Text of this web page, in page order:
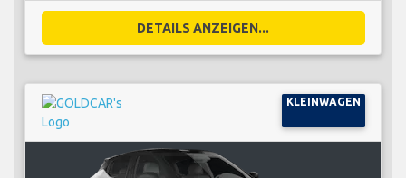
DETAILS ANZEIGEN...
KLEINWAGEN